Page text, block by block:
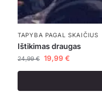
TAPYBA PAGAL SKAIČIUS
Ištikimas draugas
24,99€ 19,99 €